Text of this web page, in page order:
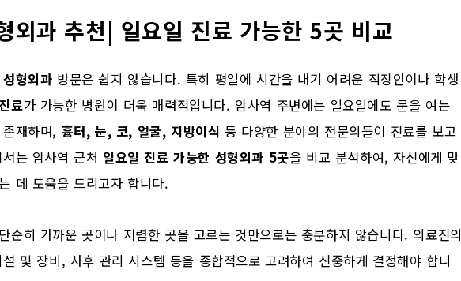
외과 추천| 일요일 진료 가능한 5곳 비교
성형외과 방문은 쉽지 않습니다. 특히 평일에 시간을 내기 어려운 직장인이나 학생
료가 가능한 병원이 더욱 매력적입니다. 암사역 주변에는 일요일에도 문을 여는
재하며, 흉터, 눈, 코, 얼굴, 지방이식 등 다양한 분야의 전문의들이 진료를 보고
는 암사역 근처 일요일 진료 가능한 성형외과 5곳을 비교 분석하여, 자신에게 맞
데 도움을 드리고자 합니다.
순히 가까운 곳이나 저렴한 곳을 고르는 것만으로는 충분하지 않습니다. 의료진의
및 장비, 사후 관리 시스템 등을 종합적으로 고려하여 신중하게 결정해야 합니